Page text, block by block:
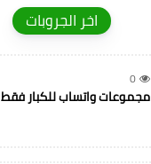
اخر الجروبات
0
مجموعات واتساب للكبار فقط